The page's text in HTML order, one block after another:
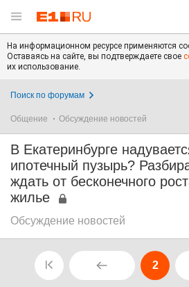
На информационном ресурсе применяются
Оставаясь на сайте, вы подтверждаете свое
их использование.
Поиск по форумам
Общение Обсуждение новостей
В Екатеринбурге
ипотечный пузырь?
ждать от бесконечного
жилье
Обсуждение новостей
2